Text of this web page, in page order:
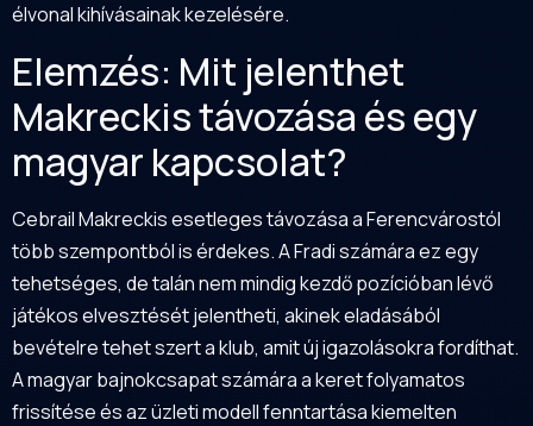
élvonal kihívásainak kezelésére.
Elemzés: Mit jelenthet
Makreckis távozása és egy
magyar kapcsolat?
Cebrail Makreckis esetleges távozása a Ferencvárostól
több szempontból is érdekes. A Fradi számára ez egy
tehetséges, de talán nem mindig kezdő pozícióban lévő
játékos elvesztését jelentheti, akinek eladásából
bevételre tehet szert a klub, amit új igazolásokra fordíthat.
A magyar bajnokcsapat számára a keret folyamatos
frissítése és az üzleti modell fenntartása kiemelten